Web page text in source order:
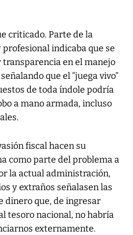
criticado. Parte de la
indicaba que se
en el manejo
que el “juega vivo”
de toda índole podría
a mano armada, incluso
fiscal hacen su
como parte del problema a
la actual administración,
y extraños señalasen las
dinero que, de ingresar
tesoro nacional, no habría
externamente.